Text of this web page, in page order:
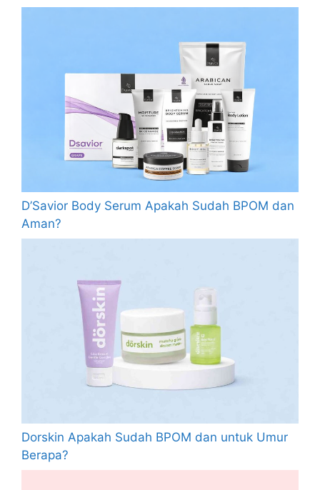
D’Savior Body Serum Apakah Sudah BPOM dan
Aman?
Dorskin Apakah Sudah BPOM dan untuk Umur
Berapa?